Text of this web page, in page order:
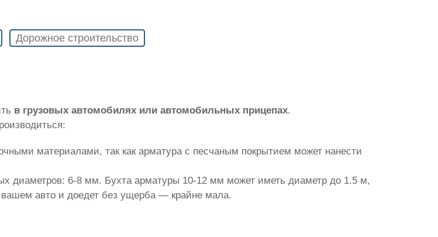
Дорожное строительство
в грузовых автомобилях или автомобильных прицепах.
материалами, так как арматура с песчаным покрытием может нанести
диаметров: 6-8 мм. Бухта арматуры 10-12 мм может иметь диаметр до 1.5 м,
вашем авто и доедет без ущерба — крайне мала.